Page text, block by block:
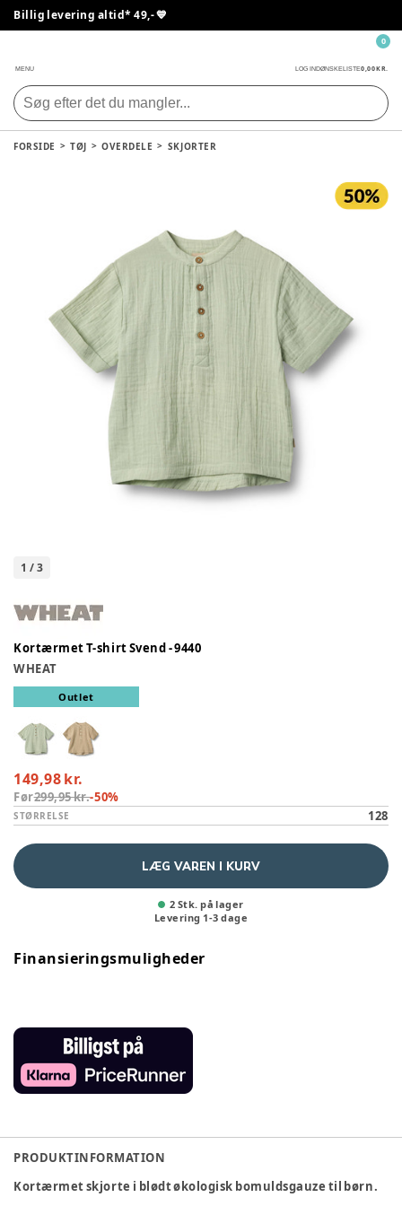
Billig levering altid* 49,- 💙
MENU LOG INDØNSKELISTE0,00 KR.
0
FORSIDE TØJ OVERDELE SKJORTER
1 /3
Kortærmet T-shirt Svend - 9440
WHEAT
Outlet
149,98 kr.
Før299,95 kr.-50%
STØRRELSE 128
LÆG VAREN I KURV
2 Stk. på lager
Levering 1-3 dage
Finansieringsmuligheder
PRODUKTINFORMATION
Kortærmet skjorte i blødt økologisk bomuldsgauze til børn.